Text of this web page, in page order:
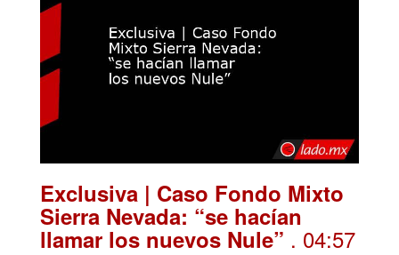
Exclusiva | Caso Fondo Mixto
Sierra Nevada: “se hacían
llamar los nuevos Nule” . 04:57